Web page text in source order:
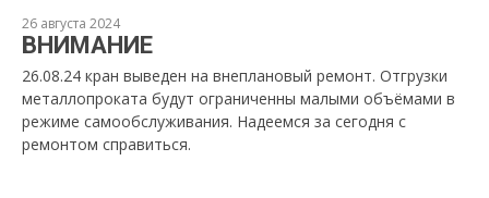
26 августа 2024
ВНИМАНИЕ
26.08.24 кран выведен на внеплановый ремонт. Отгрузки
металлопроката будут ограниченны малыми объёмами в
режиме самообслуживания. Надеемся за сегодня с
ремонтом справиться.